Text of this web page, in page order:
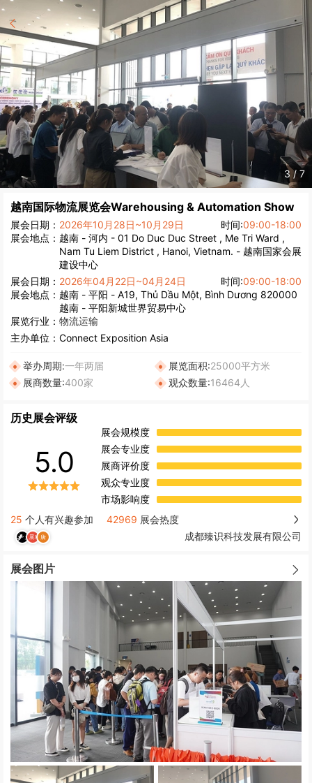
4 / 7
越南国际物流展览会Warehousing & Automation Show
展会日期： 2026年10月28日~10月29日 时间:09:00-18:00
展会地点： 越南 - 河内 - 01 Do Duc Duc Street , Me Tri Ward ,
Nam Tu Liem District , Hanoi, Vietnam. - 越南国家会展
建设中心
展会日期： 2026年04月22日~04月24日 时间:09:00-18:00
展会地点： 越南 - 平阳 - A19, Thủ Dầu Một, Bình Dương 820000
越南 - 平阳新城世界贸易中心
展览行业： 物流运输
主办单位： Connect Exposition Asia
举办周期:一年两届 展览面积:25000平方米
展商数量:400家 观众数量:16464人
历史展会评级
5.0
展会规模度
展会专业度
展商评价度
观众专业度
市场影响度
25 个人有兴趣参加 42969 展会热度
成都臻识科技发展有限公司
展会图片